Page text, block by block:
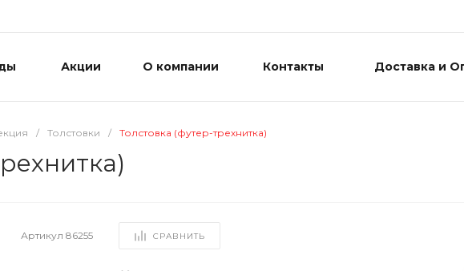
Акции О компании Контакты Доставка и
/ Толстовки / Толстовка (футер-трехнитка)
Артикул86255 СРАВНИТЬ